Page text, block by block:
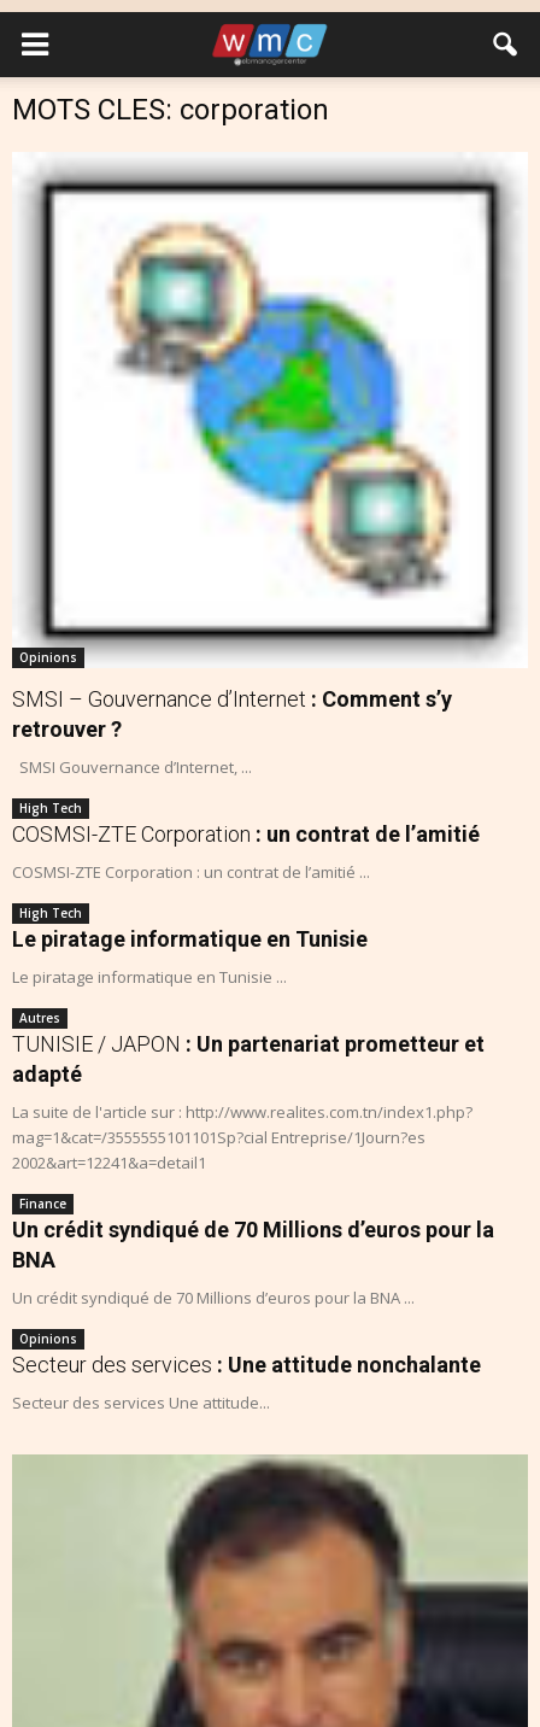
MOTS CLES: corporation
Opinions
SMSI – Gouvernance d’Internet : Comment s’y
retrouver ?
SMSI Gouvernance d’Internet, ...
High Tech
COSMSI-ZTE Corporation : un contrat de l’amitié
COSMSI-ZTE Corporation : un contrat de l’amitié ...
High Tech
Le piratage informatique en Tunisie
Le piratage informatique en Tunisie ...
Autres
TUNISIE / JAPON : Un partenariat prometteur et
adapté
La suite de l'article sur : http://www.realites.com.tn/index1.php?
mag=1&cat=/3555555101101Sp?cial Entreprise/1Journ?es
2002&art=12241&a=detail1
Finance
Un crédit syndiqué de 70 Millions d’euros pour la
BNA
Un crédit syndiqué de 70 Millions d’euros pour la BNA ...
Opinions
Secteur des services : Une attitude nonchalante
Secteur des services Une attitude...